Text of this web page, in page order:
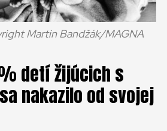
Martin Bandžák/MAGNA
detí žijúcich s
nakazilo od svojej